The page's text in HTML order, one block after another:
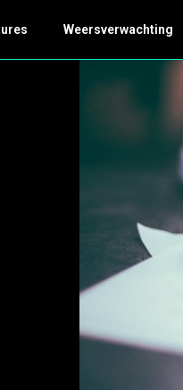
Weersverwachting